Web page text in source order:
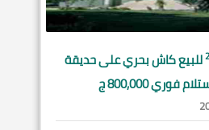
2للبيع كاش بحري على حديقة
800,000 ج